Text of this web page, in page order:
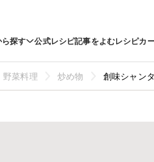
ら探す 公式レシピ記事をよむレシピカ
野菜料理 炒め物 創味シャン